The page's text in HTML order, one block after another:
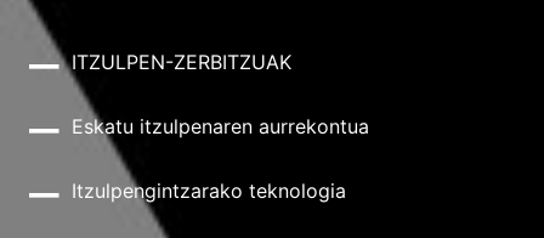
ITZULPEN-ZERBITZUAK
Eskatu itzulpenaren aurrekontua
Itzulpengintzarako teknologia